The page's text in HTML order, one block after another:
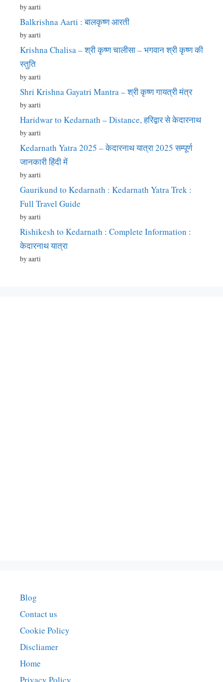
by aarti
Balkrishna Aarti : बालकृष्ण आरती
by aarti
Krishna Chalisa – श्री कृष्ण चालीसा – भगवान श्री कृष्ण की
स्तुति
by aarti
Shri Krishna Gayatri Mantra – श्री कृष्ण गायत्री मंत्र
by aarti
Haridwar to Kedarnath – Distance, हरिद्वार से केदारनाथ
by aarti
Kedarnath Yatra 2025 – केदारनाथ यात्रा 2025 सम्पूर्ण
जानकारी हिंदी में
by aarti
Gaurikund to Kedarnath : Kedarnath Yatra Trek :
Full Travel Guide
by aarti
Rishikesh to Kedarnath : Complete Information :
केदारनाथ यात्रा
by aarti
Blog
Contact us
Cookie Policy
Discliamer
Home